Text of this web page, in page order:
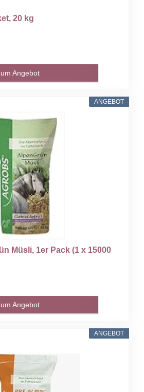
20 kg
Angebot
ANGEBOT
Müsli, 1er Pack (1 x 15000
Angebot
ANGEBOT